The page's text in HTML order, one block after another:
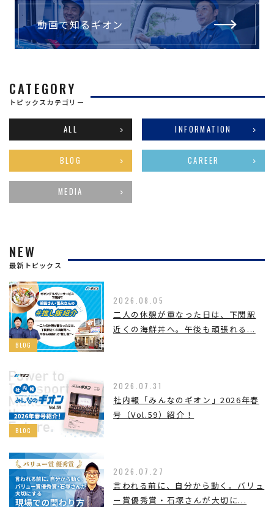
動画で知るギオン
CATEGORY
トピックスカテゴリー
ALL INFORMATION
BLOG CAREER
MEDIA
NEW
最新トピックス
BLOG
2026.08.05
二人の休憩が重なった日は、下関駅
近くの海鮮丼へ。午後も頑張れる...
BLOG
2026.07.31
社内報「みんなのギオン」2026年春
号（Vol.59）紹介！
2026.07.27
言われる前に、自分から動く。バリュ
ー賞優秀賞・石塚さんが大切に...